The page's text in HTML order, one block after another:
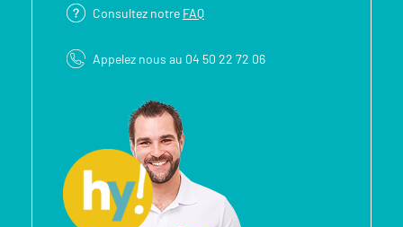
Consultez notre FAQ
Appelez nous au 04 50 22 72 06